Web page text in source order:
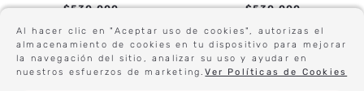
Al hacer clic en "Aceptar uso de cookies", autorizas el
almacenamiento de cookies en tu dispositivo para mejorar
la navegación del sitio, analizar su uso y ayudar en
nuestros esfuerzos de marketing.Ver Políticas de Cookies
$530.000 $530.000
Sé el primero en conocer nuestras novedades: